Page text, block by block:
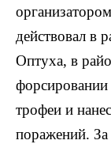
действовал в
Оптуха, в
трофеи и
поражений.